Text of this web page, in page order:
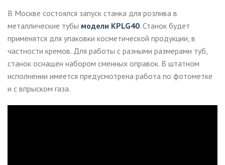
В Москве состоялся запуск станка для розлива в
металлические тубы модели KPLG40. Станок будет
применятся для упаковки косметической продукции, в
частности кремов. Для работы с разными размерами туб,
станок оснащен набором сменных оправок. В штатном
исполнении имеется предусмотрена работа по фотометке
и с впрыском газа.